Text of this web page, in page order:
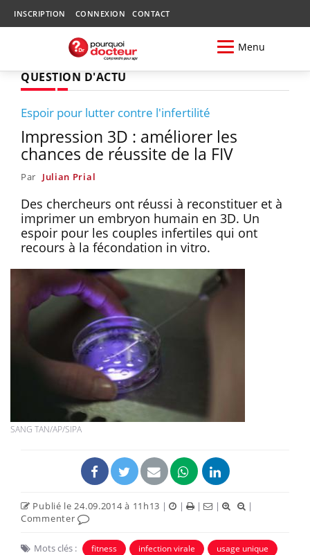
INSCRIPTION CONNEXION CONTACT
Menu
QUESTION D'ACTU
Espoir pour lutter contre l'infertilité
Impression 3D : améliorer les
chances de réussite de la FIV
Par Julian Prial
Des chercheurs ont réussi à reconstituer et à
imprimer un embryon humain en 3D. Un
espoir pour les couples infertiles qui ont
recours à la fécondation in vitro.
SANG TAN/AP/SIPA
Publié le 24.09.2014 à 11h13 | | | |
|
Commenter
Mots clés : fitness infection virale usage unique